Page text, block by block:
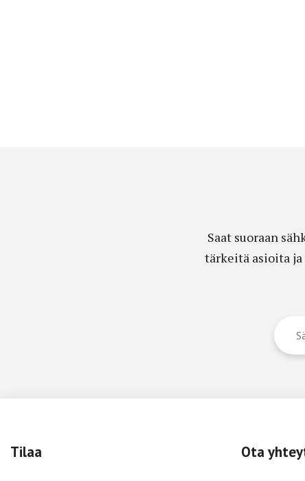
Saat suoraan
tärkeitä asioita
Tilaa Ota